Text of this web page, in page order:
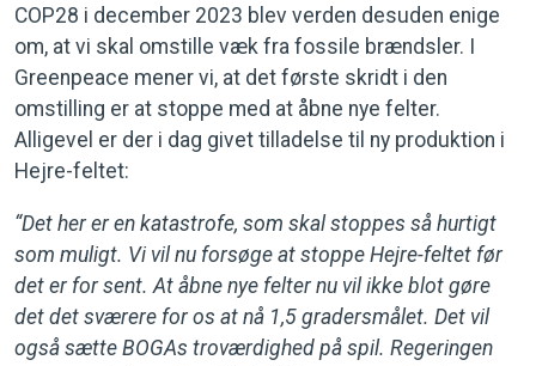
COP28 i december 2023 blev verden desuden enige
om, at vi skal omstille væk fra fossile brændsler. I
Greenpeace mener vi, at det første skridt i den
omstilling er at stoppe med at åbne nye felter.
Alligevel er der i dag givet tilladelse til ny produktion i
Hejre-feltet:
“Det her er en katastrofe, som skal stoppes så hurtigt
som muligt. Vi vil nu forsøge at stoppe Hejre-feltet før
det er for sent. At åbne nye felter nu vil ikke blot gøre
det det sværere for os at nå 1,5 gradersmålet. Det vil
også sætte BOGAs troværdighed på spil. Regeringen